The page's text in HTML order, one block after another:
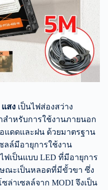
สง เป็นไฟส่องสว่าง
ำหรับการใช้งานภายนอก
ดดและฝน ด้วยมาตรฐาน
ลล์มีอายุการใช้งาน
ฟเป็นแบบ LED ที่มีอายุการ
ษณะเป็นหลอดที่มีขั้วขา ซึ่ง
ล่าเซลล์จาก MODI จึงเป็น